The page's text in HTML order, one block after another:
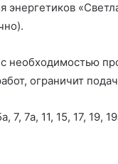
энергетиков
с необходимостью
ограничит
7а, 11, 15, 17, 19,